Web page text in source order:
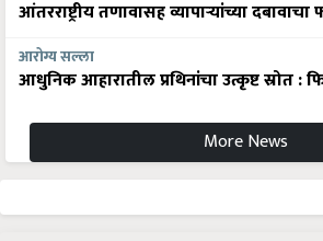
आंतरराष्ट्रीय तणावासह व्यापाऱ्यांच्या
आरोग्य सल्ला
आधुनिक आहारातील प्रथिनांचा उत्कृष्ट स्रोत :
More News